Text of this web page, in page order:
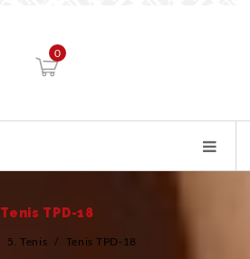
0
Tenis TPD-18
5. Tenis / Tenis TPD-18